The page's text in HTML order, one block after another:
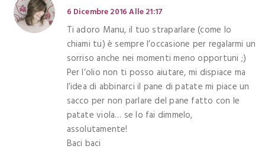
6 Dicembre 2016 Alle 21:17
Ti adoro Manu, il tuo straparlare (come lo
chiami tu) è sempre l’occasione per regalarmi un
sorriso anche nei momenti meno opportuni ;)
Per l’olio non ti posso aiutare, mi dispiace ma
l’idea di abbinarci il pane di patate mi piace un
sacco per non parlare del pane fatto con le
patate viola… se lo fai dimmelo,
assolutamente!
Baci baci